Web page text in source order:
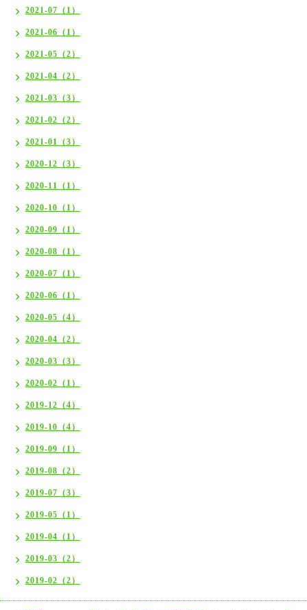
2021-07（1）
2021-06（1）
2021-05（2）
2021-04（2）
2021-03（3）
2021-02（2）
2021-01（3）
2020-12（3）
2020-11（1）
2020-10（1）
2020-09（1）
2020-08（1）
2020-07（1）
2020-06（1）
2020-05（4）
2020-04（2）
2020-03（3）
2020-02（1）
2019-12（4）
2019-10（4）
2019-09（1）
2019-08（2）
2019-07（3）
2019-05（1）
2019-04（1）
2019-03（2）
2019-02（2）